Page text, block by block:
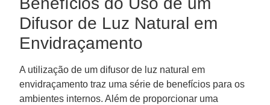
Difusor de Luz Natural em
Envidraçamento
A utilização de um difusor de luz natural em
envidraçamento traz uma série de benefícios para os
ambientes internos. Além de proporcionar uma